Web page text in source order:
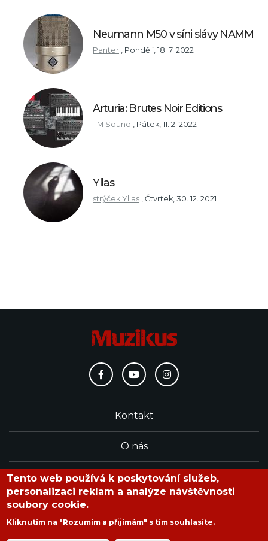
Neumann M50 v síni slávy NAMM
Panter , Pondělí, 18. 7. 2022
Arturia: Brutes Noir Editions
TM Sound , Pátek, 11. 2. 2022
Yllas
strýček Yllas , Čtvrtek, 30. 12. 2021
Kontakt
O nás
Redakce
Tento web používá k poskytování služeb,
personalizaci reklam a analýze návštěvnosti
soubory cookie.
Kliknutím na "Rozumím a přijímám" s tím souhlasíte.